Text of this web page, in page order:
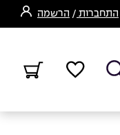
התחברות / הרשמה